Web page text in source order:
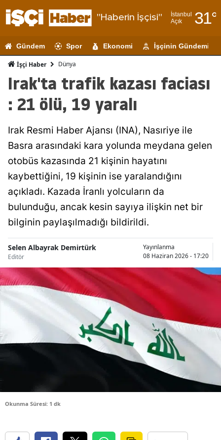
"Haberin İşçisi"
İstanbul
Açık
31°
Adıyaman
Ağrı
Ankara
Antalya
Balıkesir
Bingöl
Bitlis
Bursa
Çanakkale
Çankırı
Çorum
Diyarbakır
Gündem Spor Ekonomi İşçinin Gündemi
İşçi Haber Dünya
Irak'ta trafik kazası faciası
: 21 ölü, 19 yaralı
Irak Resmi Haber Ajansı (INA), Nasıriye ile
Basra arasındaki kara yolunda meydana gelen
otobüs kazasında 21 kişinin hayatını
kaybettiğini, 19 kişinin ise yaralandığını
açıkladı. Kazada İranlı yolcuların da
bulunduğu, ancak kesin sayıya ilişkin net bir
bilginin paylaşılmadığı bildirildi.
Selen Albayrak Demirtürk
Editör
Yayınlanma
08 Haziran 2026 - 17:20
Okunma Süresi: 1 dk